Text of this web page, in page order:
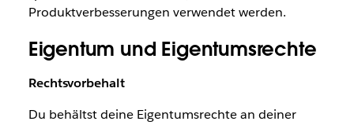
Produktverbesserungen verwendet werden.
Eigentum und Eigentumsrechte
Rechtsvorbehalt
Du behältst deine Eigentumsrechte an deiner